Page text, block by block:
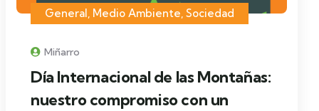
General , Medio Ambiente, Sociedad
Miñarro
Día Internacional de las Montañas:
nuestro compromiso con un